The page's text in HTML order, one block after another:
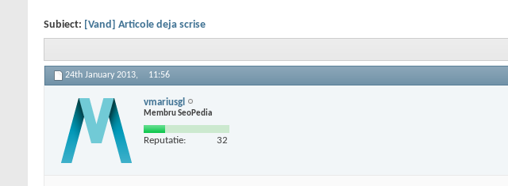
Subiect: [Vand] Articole deja scrise
24th January 2013, 11:56
vmariusgl
Membru SeoPedia
Reputatie: 32